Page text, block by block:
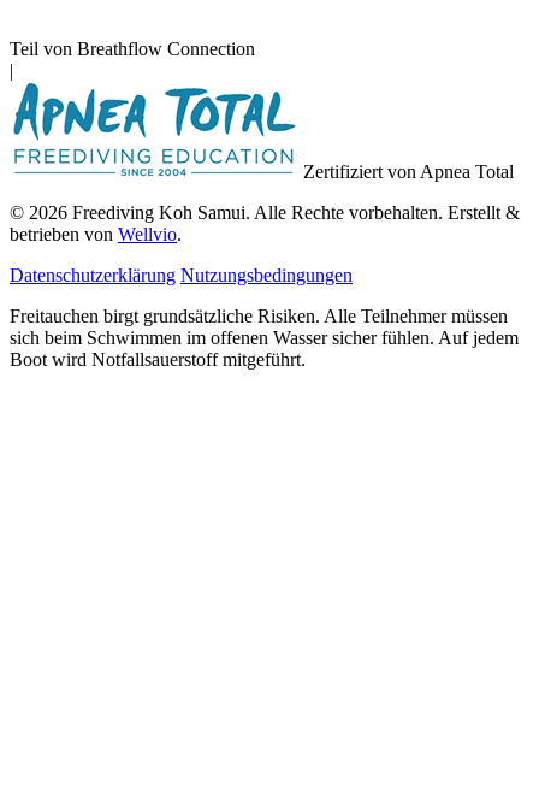
Teil von Breathflow Connection
|
Zertifiziert von Apnea Total
© 2026 Freediving Koh Samui. Alle Rechte vorbehalten. Erstellt &
betrieben von Wellvio.
Datenschutzerklärung Nutzungsbedingungen
Freitauchen birgt grundsätzliche Risiken. Alle Teilnehmer müssen
sich beim Schwimmen im offenen Wasser sicher fühlen. Auf jedem
Boot wird Notfallsauerstoff mitgeführt.